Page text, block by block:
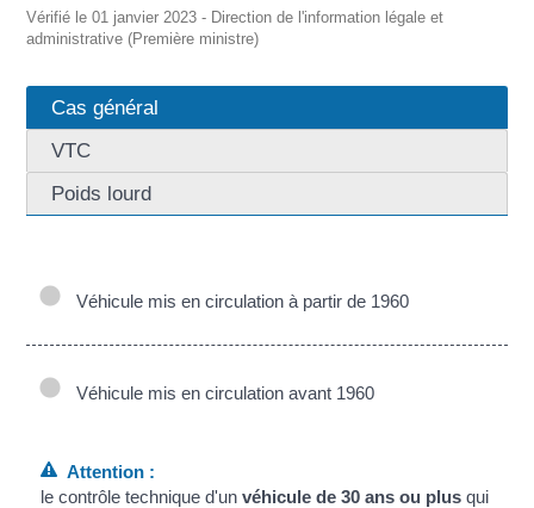
Vérifié le 01 janvier 2023 - Direction de l'information légale et
administrative (Première ministre)
Cas général
VTC
Poids lourd
Véhicule mis en circulation à partir de 1960
Véhicule mis en circulation avant 1960
Attention :
le contrôle technique d'un véhicule de 30 ans ou plusqui